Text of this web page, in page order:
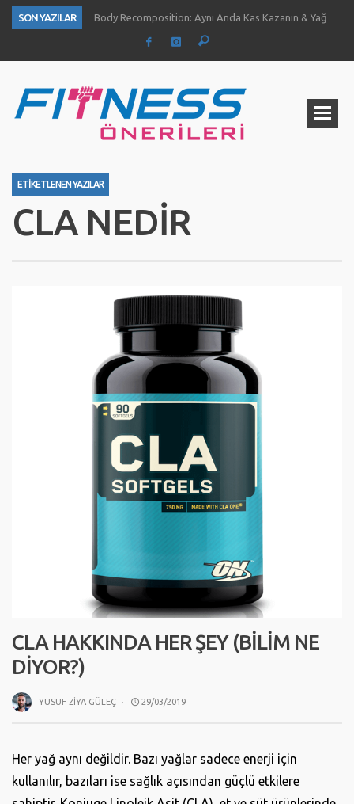
SON YAZILAR
Aç Karnına Egzersiz Daha Fazla Yağ Kaybı Sağlar Mı?
Temiz Büyüme (Clean Bulk) Nedir? Nasıl Yapılır?
1 Ayda Ne Kadar Kas Kazanabilirsiniz?
Göğüs Gelişimi İçin 4 Yöntem
Ne Kadar Su İçmelisiniz?
ETIKETLENEN YAZILAR
CLA NEDIR
CLA HAKKINDA HER ŞEY (BILIM NE
DIYOR?)
YUSUF ZIYA GÜLEÇ · 29/03/2019
Her yağ aynı değildir. Bazı yağlar sadece enerji için
kullanılır, bazıları ise sağlık açısından güçlü etkilere